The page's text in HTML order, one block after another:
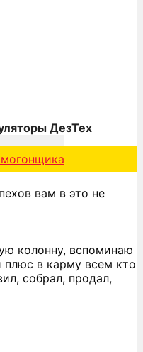
ДезТех
вам в это не
колонну, вспоминаю
в карму всем кто
собрал, продал,